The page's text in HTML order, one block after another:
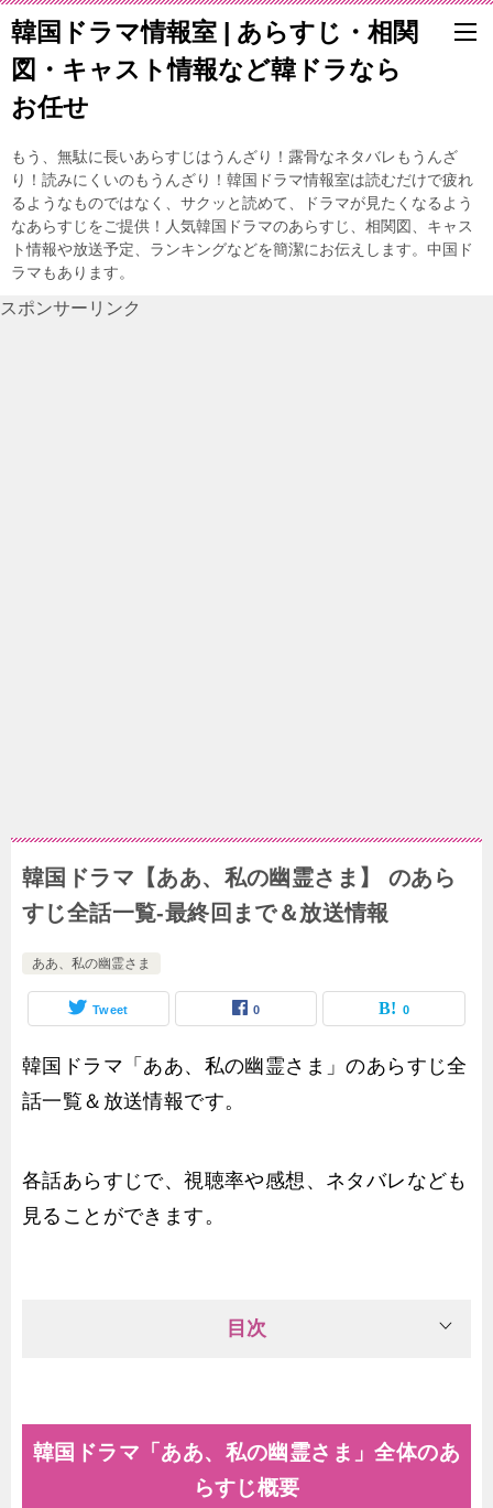
韓国ドラマ情報室 | あらすじ・相関
図・キャスト情報など韓ドラなら
お任せ
もう、無駄に長いあらすじはうんざり！露骨なネタバレもうんざ
り！読みにくいのもうんざり！韓国ドラマ情報室は読むだけで疲れ
るようなものではなく、サクッと読めて、ドラマが見たくなるよう
なあらすじをご提供！人気韓国ドラマのあらすじ、相関図、キャス
ト情報や放送予定、ランキングなどを簡潔にお伝えします。中国ド
ラマもあります。
スポンサーリンク
韓国ドラマ【ああ、私の幽霊さま】 のあら
すじ全話一覧-最終回まで＆放送情報
ああ、私の幽霊さま
Tweet 0 0
韓国ドラマ「ああ、私の幽霊さま」のあらすじ全
話一覧＆放送情報です。
各話あらすじで、視聴率や感想、ネタバレなども
見ることができます。
目次
韓国ドラマ「ああ、私の幽霊さま」全体のあ
らすじ概要